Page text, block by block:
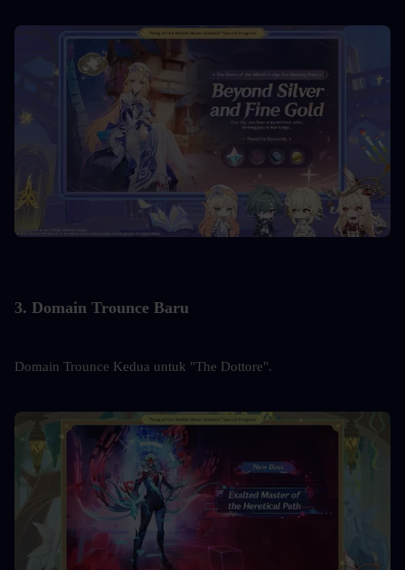
3. Domain Trounce Baru
Domain Trounce Kedua untuk "The Dottore".